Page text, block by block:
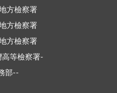
方檢察署
方檢察署
方檢察署
高等檢察署-
部--